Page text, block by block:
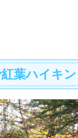
葉ハイキ